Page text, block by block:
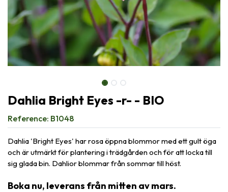
Dahlia Bright Eyes -r- - BIO
Reference: B1048
Dahlia 'Bright Eyes' har rosa öppna blommor med ett gult öga
och är utmärkt för plantering i trädgården och för att locka till
sig glada bin. Dahlior blommar från sommar till höst.
Boka nu, leverans från mitten av mars.